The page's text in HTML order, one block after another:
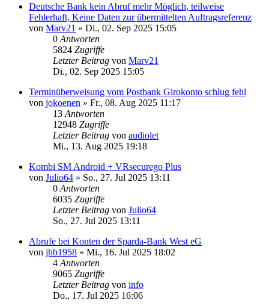
Deutsche Bank kein Abruf mehr Möglich, teilweise
Fehlerhaft, Keine Daten zur übermittelten Auftragsreferenz
von Marv21 » Di., 02. Sep 2025 15:05
0 Antworten
5824 Zugriffe
Letzter Beitrag von Marv21
Di., 02. Sep 2025 15:05
Terminüberweisung vom Postbank Girokonto schlug fehl
von jokoenen » Fr., 08. Aug 2025 11:17
13 Antworten
12948 Zugriffe
Letzter Beitrag von audiolet
Mi., 13. Aug 2025 19:18
Kombi SM Android + VRsecurego Plus
von Julio64 » So., 27. Jul 2025 13:11
0 Antworten
6035 Zugriffe
Letzter Beitrag von Julio64
So., 27. Jul 2025 13:11
Abrufe bei Konten der Sparda-Bank West eG
von jhb1958 » Mi., 16. Jul 2025 18:02
4 Antworten
9065 Zugriffe
Letzter Beitrag von info
Do., 17. Jul 2025 16:06